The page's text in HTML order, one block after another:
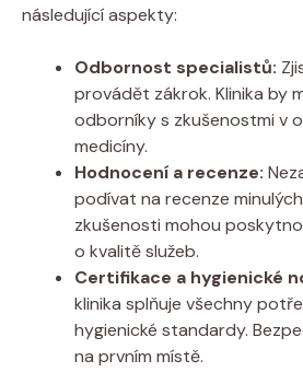
následující aspekty:
Odbornost specialistů:
provádět zákrok. Klinika by
odborníky s zkušenostmi v
medicíny.
Hodnocení a recenze:
podívat na recenze
zkušenosti mohou
o kvalitě služeb.
Certifikace a hygienické
klinika splňuje všechny
hygienické standardy.
na prvním místě.